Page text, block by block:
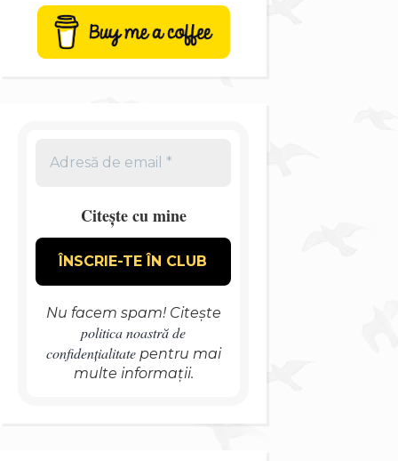
Citește cu mine
Nu facem spam! Citește
politica noastră de
confidențialitatepentru mai
multe informații.